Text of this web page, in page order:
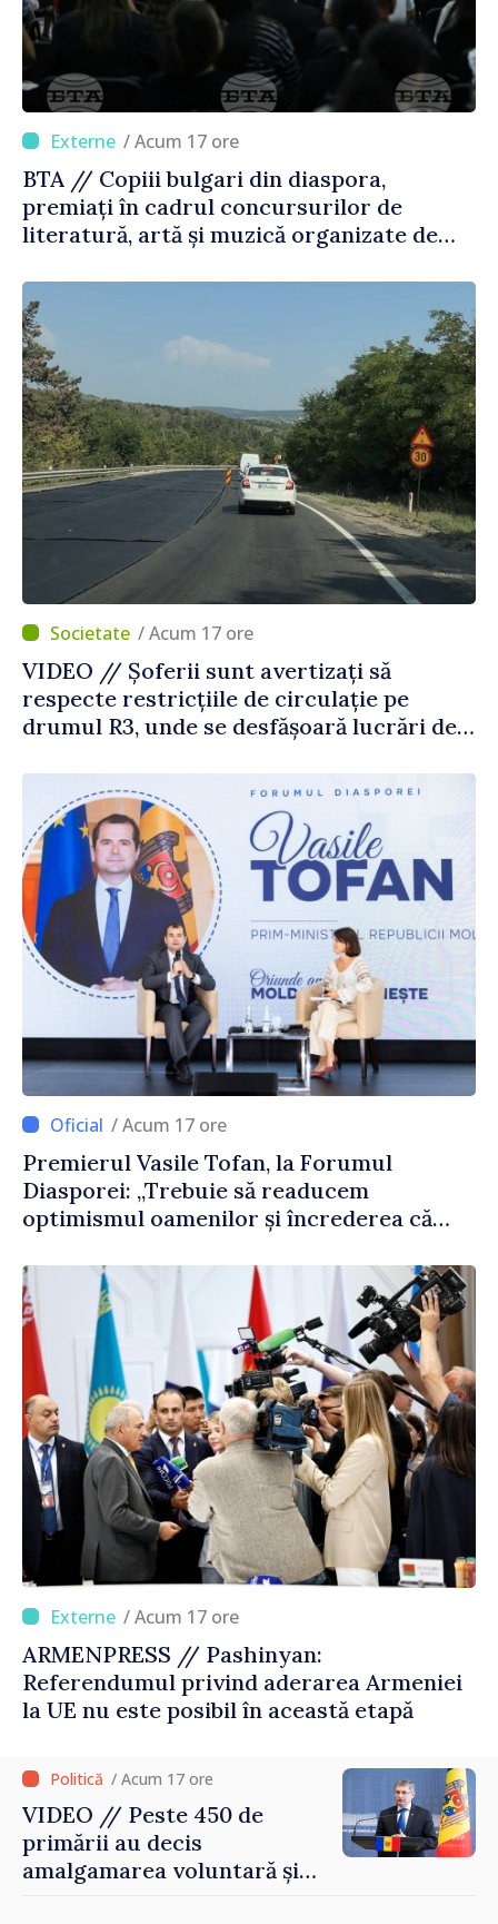
/ Acum 17 ore
BTA // Copiii bulgari din diaspora,
premiați în cadrul concursurilor de
literatură, artă și muzică organizate de
Străinătate
/ Acum 17 ore
VIDEO // Șoferii sunt avertizați să
respecte restricțiile de circulație pe
drumul R3, unde se desfășoară lucrări de
/ Acum 17 ore
Premierul Vasile Tofan, la Forumul
Diasporei: „Trebuie să readucem
optimismul oamenilor și încrederea că
corectă”
/ Acum 17 ore
ARMENPRESS // Pashinyan:
Referendumul privind aderarea Armeniei
la UE nu este posibil în această etapă
/ Acum 17 ore
VIDEO // Peste 450 de
primării au decis
amalgamarea voluntară și